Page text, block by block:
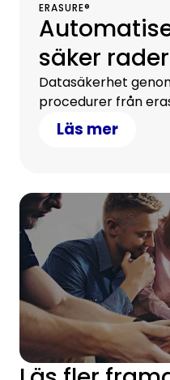
ERASURE®
säker
Datasäkerhet
procedurer från
Läs mer